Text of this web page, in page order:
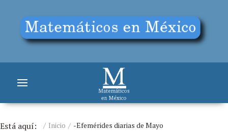
Está aquí: Inicio -Efemérides diarias de Mayo